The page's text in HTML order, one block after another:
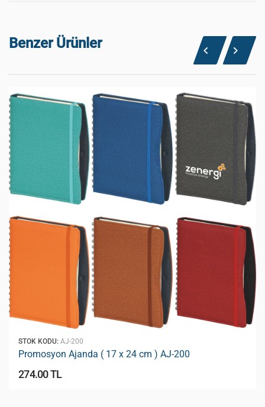
Benzer Ürünler
STOK KODU: AJ-200
Promosyon Ajanda ( 17 x 24 cm ) AJ-200
274.00 TL